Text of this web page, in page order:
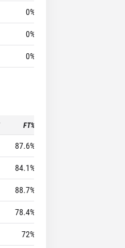
0%
0%
0%
FT%
87.6%
84.1%
88.7%
78.4%
72%